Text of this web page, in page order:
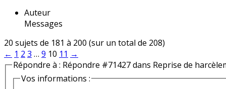
Auteur
Messages
20 sujets de 181 à 200 (sur un total de 208)
← 1 2 3 … 9 10 11 →
Répondre à : Répondre #71427 dans Reprise de
Vos informations :